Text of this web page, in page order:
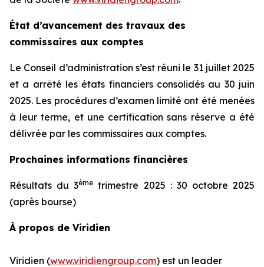
État d’avancement des travaux des
commissaires aux comptes
Le Conseil d’administration s’est réuni le 31 juillet 2025
et a arrêté les états financiers consolidés au 30 juin
2025. Les procédures d’examen limité ont été menées
à leur terme, et une certification sans réserve a été
délivrée par les commissaires aux comptes.
Prochaines informations financières
Résultats du 3ème trimestre 2025 : 30 octobre 2025
(après bourse)
À propos de Viridien
Viridien (www.viridiengroup.com) est un leader